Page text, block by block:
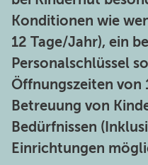
Konditionen wie
12 Tage/Jahr), ein
Personalschlüssel
Öffnungszeiten von
Betreuung von
Bedürfnissen
Einrichtungen